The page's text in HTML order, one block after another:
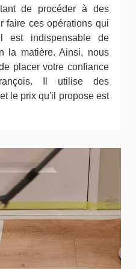
de procéder à des
faire ces opérations qui
est indispensable de
la matière. Ainsi, nous
placer votre confiance
Il utilise des
le prix qu'il propose est